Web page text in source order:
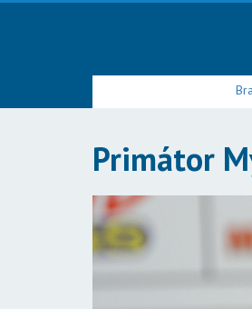
Primátor